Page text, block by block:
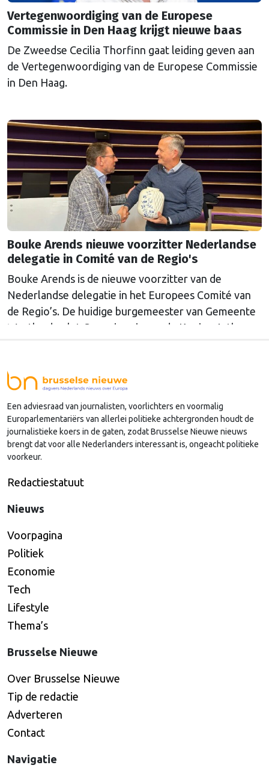
Vertegenwoordiging van de Europese
Commissie in Den Haag krijgt nieuwe baas
De Zweedse Cecilia Thorfinn gaat leiding geven aan
de Vertegenwoordiging van de Europese Commissie
in Den Haag.
Bouke Arends nieuwe voorzitter Nederlandse
delegatie in Comité van de Regio's
Bouke Arends is de nieuwe voorzitter van de
Nederlandse delegatie in het Europees Comité van
de Regio’s. De huidige burgemeester van Gemeente
Westland volgt Commissaris van de Koning Arthur
Nederlandse regio’s behoorlijk succesvol in hun
lobby in Brussel, en dat komt vooral omdat …
Continued
Een adviesraad van journalisten, voorlichters en voormalig
Europarlementariërs van allerlei politieke achtergronden houdt de
journalistieke koers in de gaten, zodat Brusselse Nieuwe nieuws
brengt dat voor alle Nederlanders interessant is, ongeacht politieke
voorkeur.
Redactiestatuut
Nieuws
Voorpagina
Politiek
Economie
Tech
Lifestyle
Thema’s
Brusselse Nieuwe
Over Brusselse Nieuwe
Tip de redactie
Adverteren
Contact
Navigatie